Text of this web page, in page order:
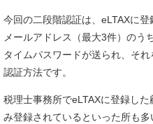
今回の二段階認証は、eLTAXに
メールアドレス（最大3件）のう
タイムパスワードが送られ、そ
認証方法です。
税理士事務所でeLTAXに登録し
み登録されているといった所も多